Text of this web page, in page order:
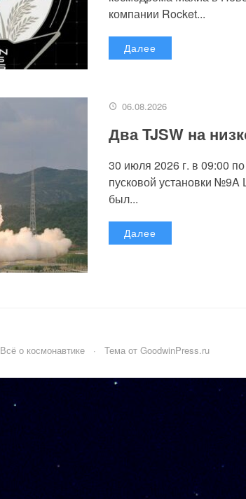
компании Rocket...
Далее
06.08.2026
Два TJSW на
30 июля 2026 г. в 09:00
пусковой установки №9A
был...
Далее
Всё о космонавтике · Тема от GoodwinPress.ru